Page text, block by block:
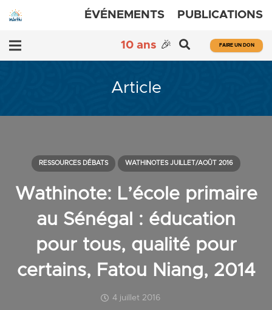
ÉVÉNEMENTS PUBLICATIONS
10 ans 🎉 FAIRE UN DON
Article
Wathinote: L’école primaire
au Sénégal : éducation
pour tous, qualité pour
certains, Fatou Niang, 2014
4 juillet 2016
RESSOURCES DÉBATS WATHINOTES JUILLET/AOÛT 2016